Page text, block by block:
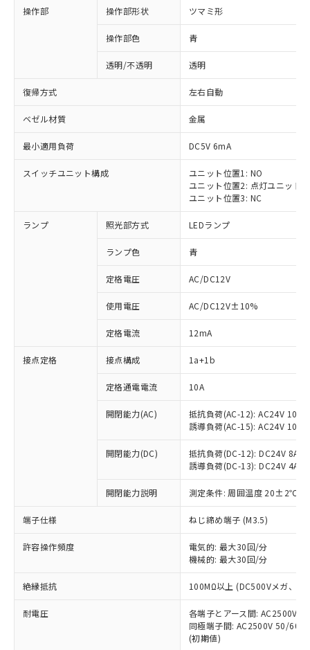
操作部 操作部形状 ツマミ形
操作部色 青
透明/不透明 透明
復帰方式 左右自動
ベゼル材質 金属
最小適用負荷 DC5V 6mA
スイッチユニット構成
ユニット位置1: NO
ユニット位置2: 点灯ユニット
ユニット位置3: NC
ランプ 照光部方式 LEDランプ
ランプ色 青
定格電圧 AC/DC12V
使用電圧 AC/DC12V±10%
定格電流 12mA
接点定格 接点構成 1a+1b
定格通電電流 10A
開閉能力(AC)
抵抗負荷(AC-12): AC24V 10A/
誘導負荷(AC-15): AC24V
開閉能力(DC)
抵抗負荷(DC-12): DC24V 8A/
誘導負荷(DC-13): DC24V 4A/
開閉能力説明 測定条件: 周囲温度 20±2℃、
端子仕様 ねじ締め端子 (M3.5)
許容操作頻度
電気的: 最大30回/分
機械的: 最大30回/分
絶縁抵抗 100MΩ以上 (DC500Vメガ、点
耐電圧
各端子とアース間: AC2500V
同極端子間: AC2500V 50/
(初期値)
ご利用条件
ご利用ください。
本サービスは、当社制御機器事業取扱
商品の当社在庫状況および標準価格
(税抜)を提供させていただくもので
当社制御機器事業取扱商品の中には、
本サービスの対象外となる商品もある
ことをご了承ください。
在庫状況および標準価格照会結果は、
対応済み：EU RoHS指令（10物質）の
非含有に対応した製品が提供可能な商品で
対応予定：EU RoHS指令（10物質）の非含
有に対応した製品に切り替える予定のある
対応予定なし：EU RoHS指令（10物質）の
非含有に非対応の商品で、対応品を出す予
定はありません。
調査・確認中：EU RoHS指令（10物質）の
非含有の対応状況を調査中または確認中の
害物質有無と関係のない商品です。
仕入先様の事情により、非含有部品として
いたものが、含有品と判明した場合などや
むを得ず変更することがあります。
※1 中国RoHS○×表
「○」：最大均質材料含有率が中国RoHSの
基準値以下であることを示します。
「×」：最大均質材料含有率が中国RoHSの
基準値を超えていることを示します。
「－」：未確認です。当社販売部門へお問
当社は、これら貴社製品のうち、外国
為替および外国貿易法に定める商品